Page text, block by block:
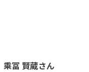
冨 賢蔵さん